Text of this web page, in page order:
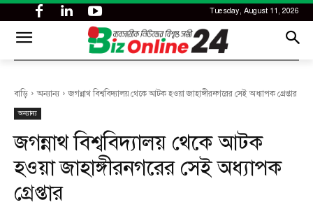
Tuesday, August 11, 2026
বাড়ি অন্যান্য জগন্নাথ বিশ্ববিদ্যালয় থেকে আটক হওয়া জাহাঙ্গীরনগরের সেই অধ্যাপক গ্রেপ্তার
অন্যান্য
জগন্নাথ বিশ্ববিদ্যালয় থেকে আটক
হওয়া জাহাঙ্গীরনগরের সেই অধ্যাপক
গ্রেপ্তার